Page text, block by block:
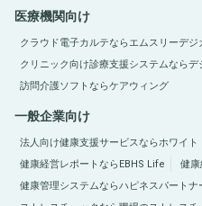
医療機関向け
クラウド電子カルテならエムスリーデジ
クリニック向け診療支援システムならデ
訪問介護ソフトならケアウィング
一般企業向け
法人向け健康支援サービスならホワイ
健康経営レポートならEBHS Life
健康
健康管理システムならハピネスパートナ